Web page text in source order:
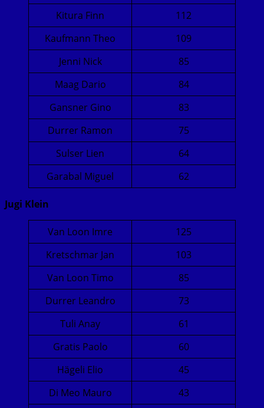
Kitura Finn
112
Kaufmann Theo
109
Jenni Nick
85
Maag Dario
84
Gansner Gino
83
Durrer Ramon
75
Sulser Lien
64
Garabal Miguel
62
Jugi Klein
Van Loon Imre
125
Kretschmar Jan
103
Van Loon Timo
85
Durrer Leandro
73
Tuli Anay
61
Gratis Paolo
60
Hägeli Elio
45
Di Meo Mauro
43